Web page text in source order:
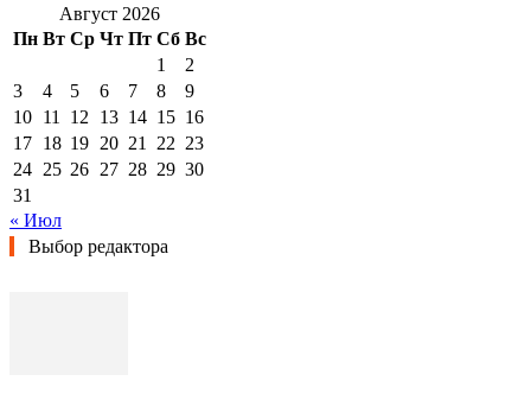
Август 2026
Пн Вт Ср Чт Пт Сб Вс
1
2
3
4 5 6 7 8
9
10 11 12 13 14 15 16
17 18 19 20 21 22 23
24 25 26 27 28 29 30
31
« Июл
Выбор редактора